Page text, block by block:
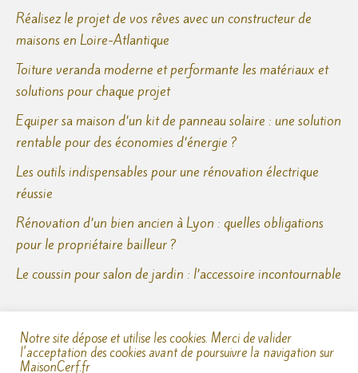
Réalisez le projet de vos rêves avec un constructeur de
maisons en Loire-Atlantique
Toiture veranda moderne et performante les matériaux et
solutions pour chaque projet
Equiper sa maison d’un kit de panneau solaire : une solution
rentable pour des économies d’énergie ?
Les outils indispensables pour une rénovation électrique
réussie
Rénovation d’un bien ancien à Lyon : quelles obligations
pour le propriétaire bailleur ?
Le coussin pour salon de jardin : l’accessoire incontournable
Notre site dépose et utilise les cookies. Merci de valider
l'acceptation des cookies avant de poursuivre la navigation sur
MaisonCerf.fr